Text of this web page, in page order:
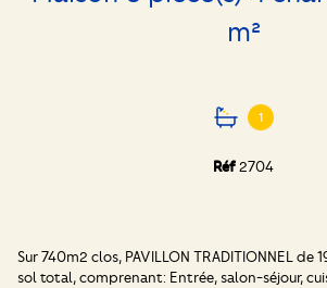
m²
1
Réf2704
Sur 740m2 clos, PAVILLON TRADITIONNEL de
sol total, comprenant: Entrée, salon-séjour,